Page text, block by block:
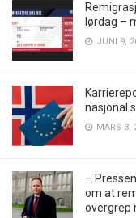
lørdag –
JUNI 9,
nasjonal
MARS 3,
–
om at
overgrep